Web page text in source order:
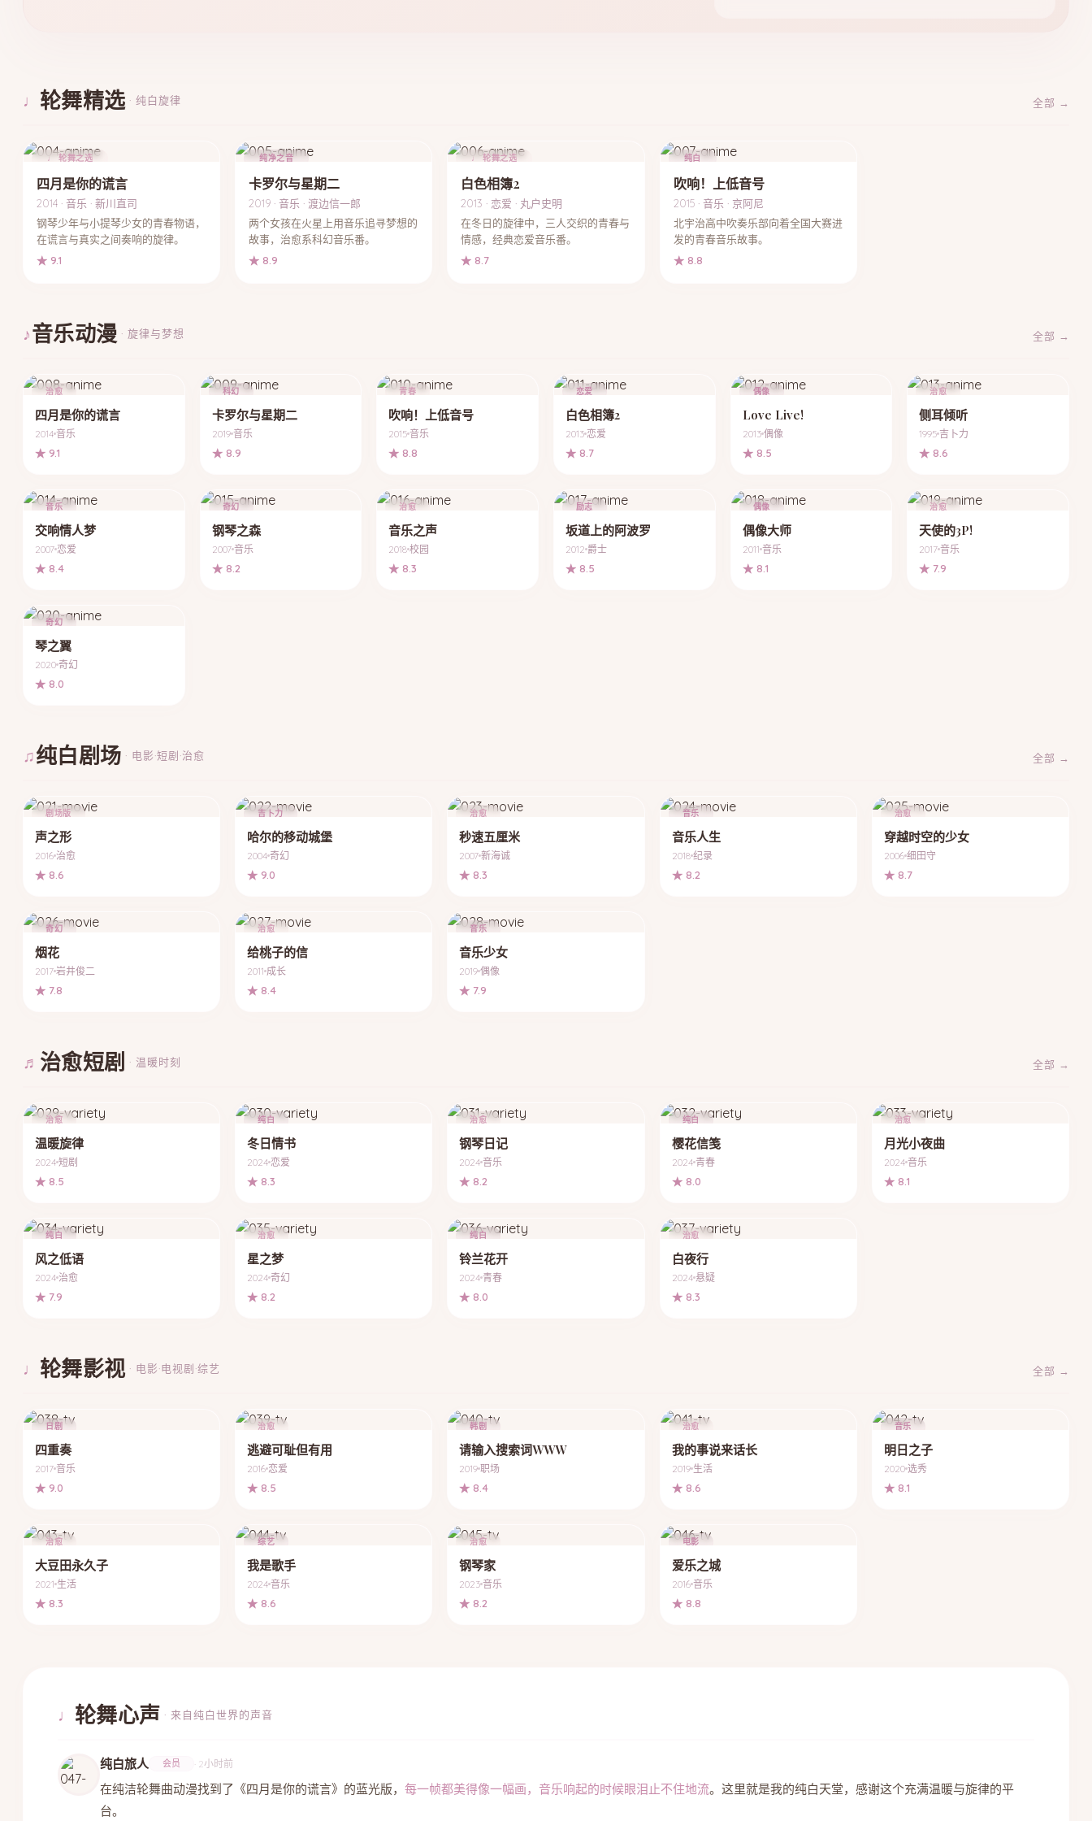
♩ 轮舞精选 · 纯白旋律 全部 →
♩ 轮舞之选
四月是你的谎言
2014 · 音乐 · 新川直司
钢琴少年与小提琴少女的青春物语，
在谎言与真实之间奏响的旋律。
★ 9.1
纯净之音
卡罗尔与星期二
2019 · 音乐 · 渡边信一郎
两个女孩在火星上用音乐追寻梦想的
故事，治愈系科幻音乐番。
★ 8.9
♩ 轮舞之选
白色相簿2
2013 · 恋爱 · 丸户史明
在冬日的旋律中，三人交织的青春与
情感，经典恋爱音乐番。
★ 8.7
纯白
吹响！上低音号
2015 · 音乐 · 京阿尼
北宇治高中吹奏乐部向着全国大赛进
发的青春音乐故事。
★ 8.8
♪音乐动漫 · 旋律与梦想 全部 →
治愈
四月是你的谎言
2014 音乐
★ 9.1
科幻
卡罗尔与星期二
2019 音乐
★ 8.9
青春
吹响！上低音号
2015 音乐
★ 8.8
恋爱
白色相簿2
2013 恋爱
★ 8.7
偶像
Love Live!
2013 偶像
★ 8.5
治愈
侧耳倾听
1995 吉卜力
★ 8.6
音乐
交响情人梦
2007 恋爱
★ 8.4
奇幻
钢琴之森
2007 音乐
★ 8.2
治愈
音乐之声
2018 校园
★ 8.3
励志
坂道上的阿波罗
2012 爵士
★ 8.5
偶像
偶像大师
2011 音乐
★ 8.1
治愈
天使的3P!
2017 音乐
★ 7.9
奇幻
琴之翼
2020 奇幻
★ 8.0
♫纯白剧场 · 电影·短剧·治愈 全部 →
剧场版
声之形
2016 治愈
★ 8.6
吉卜力
哈尔的移动城堡
2004 奇幻
★ 9.0
治愈
秒速五厘米
2007 新海诚
★ 8.3
音乐
音乐人生
2018 纪录
★ 8.2
治愈
穿越时空的少女
2006 细田守
★ 8.7
奇幻
烟花
2017 岩井俊二
★ 7.8
治愈
给桃子的信
2011 成长
★ 8.4
音乐
音乐少女
2019 偶像
★ 7.9
♬ 治愈短剧 · 温暖时刻 全部 →
治愈
温暖旋律
2024 短剧
★ 8.5
纯白
冬日情书
2024 恋爱
★ 8.3
治愈
钢琴日记
2024 音乐
★ 8.2
纯白
樱花信笺
2024 青春
★ 8.0
治愈
月光小夜曲
2024 音乐
★ 8.1
纯白
风之低语
2024 治愈
★ 7.9
治愈
星之梦
2024 奇幻
★ 8.2
纯白
铃兰花开
2024 青春
★ 8.0
治愈
白夜行
2024 悬疑
★ 8.3
♩ 轮舞影视 · 电影·电视剧·综艺 全部 →
日剧
四重奏
2017 音乐
★ 9.0
治愈
逃避可耻但有用
2016 恋爱
★ 8.5
韩剧
请输入搜索词WWW
2019 职场
★ 8.4
治愈
我的事说来话长
2019 生活
★ 8.6
音乐
明日之子
2020 选秀
★ 8.1
治愈
大豆田永久子
2021 生活
★ 8.3
综艺
我是歌手
2024 音乐
★ 8.6
治愈
钢琴家
2023 音乐
★ 8.2
电影
爱乐之城
2016 音乐
★ 8.8
♩ 轮舞心声 · 来自纯白世界的声音
纯白旅人 会员 · 2小时前
在纯洁轮舞曲动漫找到了《四月是你的谎言》的蓝光版， 每一帧都美得像一幅画，音乐响起的时候眼泪止不住地流。这里就是我的纯白天堂，感谢这个充满温暖与旋律的平
台。